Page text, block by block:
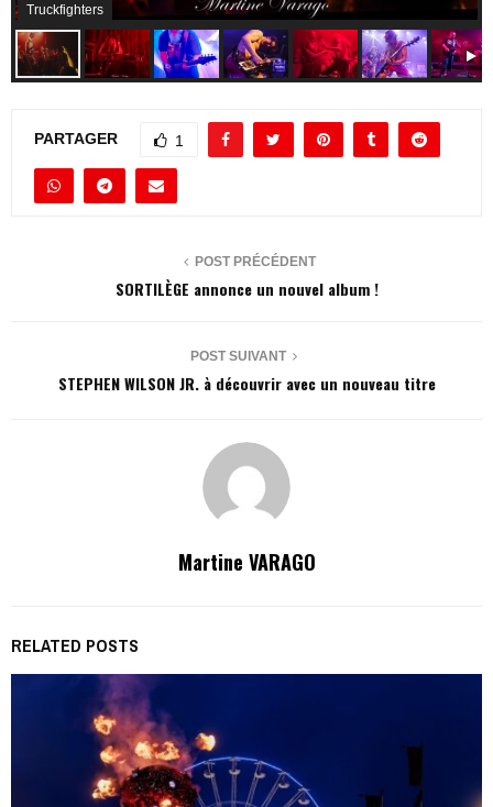
Truckfighters
PARTAGER 1
POST PRÉCÉDENT
SORTILÈGE annonce un nouvel album !
POST SUIVANT
STEPHEN WILSON JR.​ à découvrir avec un nouveau titre
Martine VARAGO
RELATED POSTS